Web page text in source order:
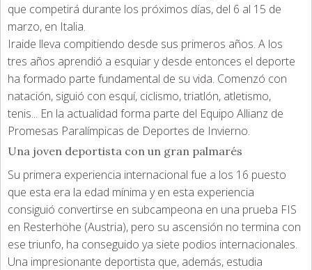
que competirá durante los próximos días, del 6 al 15 de
marzo, en Italia.
Iraide lleva compitiendo desde sus primeros años. A los
tres años aprendió a esquiar y desde entonces el deporte
ha formado parte fundamental de su vida. Comenzó con
natación, siguió con esquí, ciclismo, triatlón, atletismo,
tenis... En la actualidad forma parte del Equipo Allianz de
Promesas Paralímpicas de Deportes de Invierno.
Una joven deportista con un gran palmarés
Su primera experiencia internacional fue a los 16 puesto
que esta era la edad mínima y en esta experiencia
consiguió convertirse en subcampeona en una prueba FIS
en Resterhöhe (Austria), pero su ascensión no termina con
ese triunfo, ha conseguido ya siete podios internacionales.
Una impresionante deportista que, además, estudia